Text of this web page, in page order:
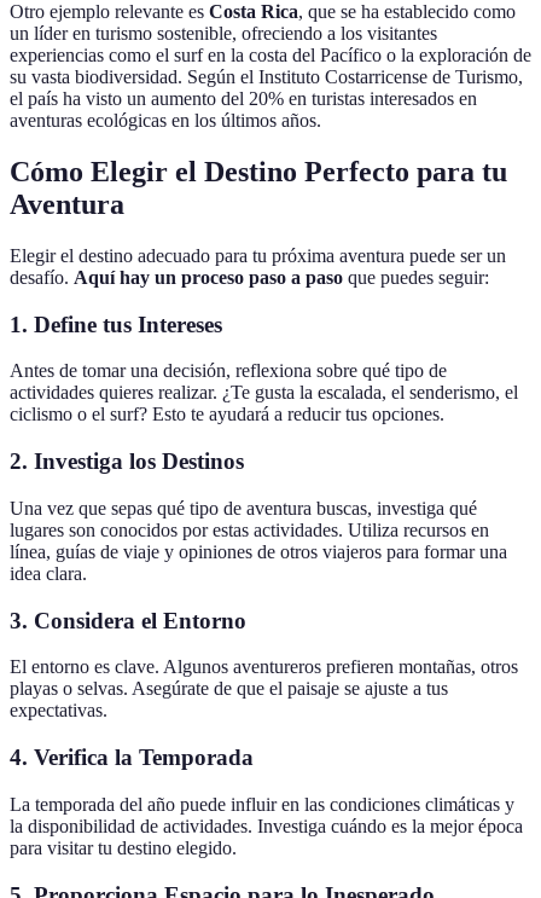
Otro ejemplo relevante es Costa Rica, que se ha establecido como
un líder en turismo sostenible, ofreciendo a los visitantes
experiencias como el surf en la costa del Pacífico o la exploración de
su vasta biodiversidad. Según el Instituto Costarricense de Turismo,
el país ha visto un aumento del 20% en turistas interesados en
aventuras ecológicas en los últimos años.
Cómo Elegir el Destino Perfecto para tu
Aventura
Elegir el destino adecuado para tu próxima aventura puede ser un
desafío. Aquí hay un proceso paso a paso que puedes seguir:
1. Define tus Intereses
Antes de tomar una decisión, reflexiona sobre qué tipo de
actividades quieres realizar. ¿Te gusta la escalada, el senderismo, el
ciclismo o el surf? Esto te ayudará a reducir tus opciones.
2. Investiga los Destinos
Una vez que sepas qué tipo de aventura buscas, investiga qué
lugares son conocidos por estas actividades. Utiliza recursos en
línea, guías de viaje y opiniones de otros viajeros para formar una
idea clara.
3. Considera el Entorno
El entorno es clave. Algunos aventureros prefieren montañas, otros
playas o selvas. Asegúrate de que el paisaje se ajuste a tus
expectativas.
4. Verifica la Temporada
La temporada del año puede influir en las condiciones climáticas y
la disponibilidad de actividades. Investiga cuándo es la mejor época
para visitar tu destino elegido.